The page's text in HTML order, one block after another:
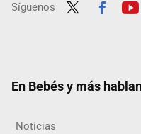
Síguenos
En Bebés y más
Noticias